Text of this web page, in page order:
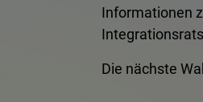
Informationen
Die nächste